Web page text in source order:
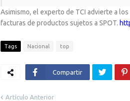
Asimismo, el experto de TCI advierte a
facturas de productos sujetos a SPOT.
Tags Nacional top
Compartir
Artículo Anterior